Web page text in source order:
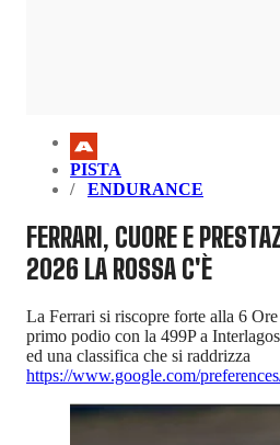
PISTA
ENDURANCE
FERRARI, CUORE E
2026 LA ROSSA C'È
La Ferrari si riscopre forte alla 6
primo podio con la 499P a
ed una classifica che si raddrizza
https://www.google.com/